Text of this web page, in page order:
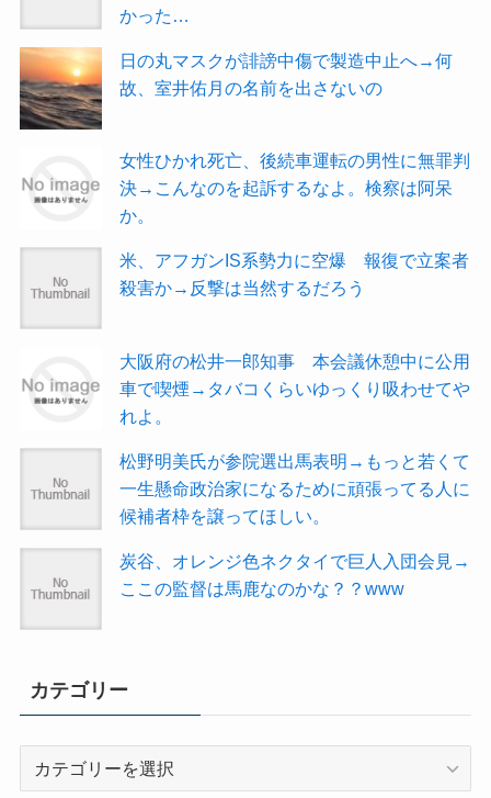
かった…
日の丸マスクが誹謗中傷で製造中止へ→何
故、室井佑月の名前を出さないの
女性ひかれ死亡、後続車運転の男性に無罪判
決→こんなのを起訴するなよ。検察は阿呆
か。
米、アフガンIS系勢力に空爆 報復で立案者
殺害か→反撃は当然するだろう
大阪府の松井一郎知事 本会議休憩中に公用
車で喫煙→タバコくらいゆっくり吸わせてや
れよ。
松野明美氏が参院選出馬表明→もっと若くて
一生懸命政治家になるために頑張ってる人に
候補者枠を譲ってほしい。
炭谷、オレンジ色ネクタイで巨人入団会見→
ここの監督は馬鹿なのかな？？www
カテゴリー